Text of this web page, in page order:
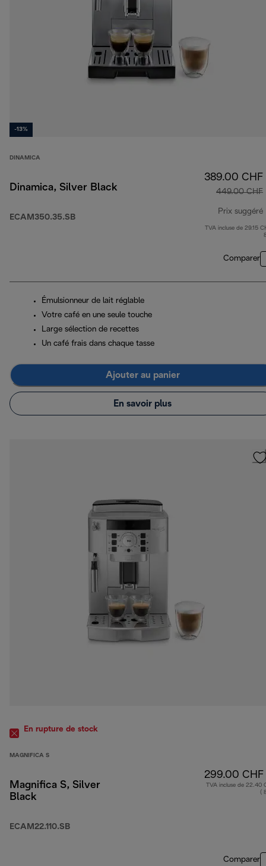
-13%
DINAMICA
Dinamica, Silver Black
ECAM350.35.SB
389.00 CHF
449.00 CHF
Prix suggéré
TVA incluse de 29.15
Comparer
Émulsionneur de lait réglable
Votre café en une seule touche
Large sélection de recettes
Un café frais dans chaque tasse
Ajouter au panier
En savoir plus
En rupture de stock
MAGNIFICA S
Magnifica S, Silver
Black
ECAM22.110.SB
299.00 CHF
TVA incluse de 22.40
(
Comparer